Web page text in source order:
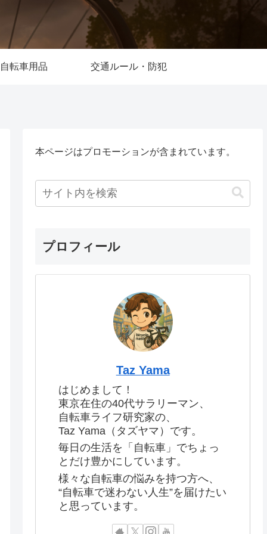
自転車用品 交通ルール・防犯
本ページはプロモーションが含まれています。
プロフィール
Taz Yama
はじめまして！
東京在住の40代サラリーマン、
自転車ライフ研究家の、
Taz Yama（タズヤマ）です。
毎日の生活を「自転車」でちょっ
とだけ豊かにしています。
様々な自転車の悩みを持つ方へ、
“自転車で迷わない人生”を届けたい
と思っています。